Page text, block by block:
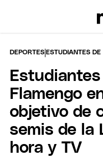
DEPORTES |ESTUDIANTES
Flamengo
objetivo de
semis de la
hora y TV